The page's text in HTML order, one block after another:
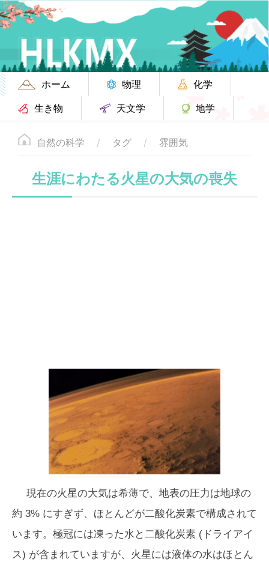
ホーム 物理
化学
生き物
天文学 地学
自然の科学 タグ 雰囲気
生涯にわたる火星の大気の喪失
現在の火星の大気は希薄で、地表の圧力は地球の
約 3% にすぎず、ほとんどが二酸化炭素で構成されて
います。極冠には凍った水と二酸化炭素 (ドライアイ
ス) が含まれていますが、火星には液体の水はほとん